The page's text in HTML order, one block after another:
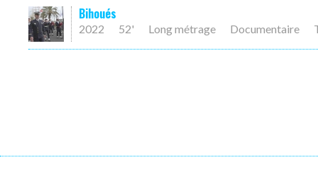
Bihoués
2022 52' Long métrage Documentaire